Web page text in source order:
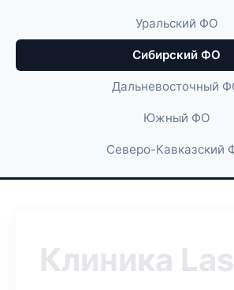
Уральский ФО
Сибирский ФО
Дальневосточный
Южный ФО
Северо-Кавказский
Клиника